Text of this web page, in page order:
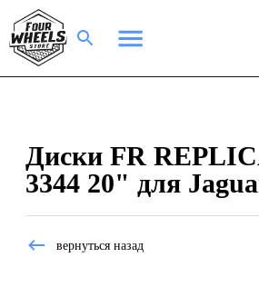
Диски FR
3344 20" для
вернуться назад